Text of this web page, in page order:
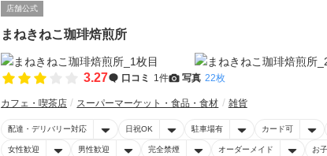
店舗公式
まねきねこ珈琲焙煎所
3.27 口コミ 1件 写真 22枚
カフェ・喫茶店 スーパーマーケット・食品・食材 雑貨
配達・デリバリー対応 日祝OK 駐車場有 カード可
女性歓迎 男性歓迎 完全禁煙 オーダーメイド お